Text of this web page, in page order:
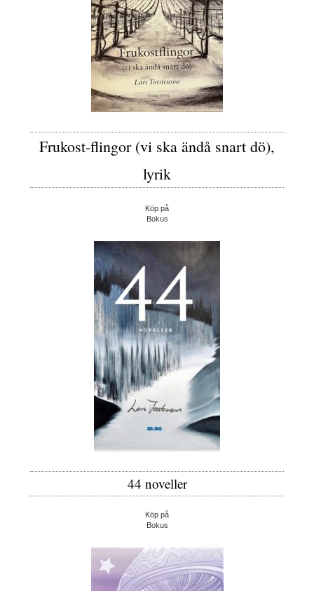
Frukost-flingor (vi ska ändå snart dö),
lyrik
Köp på
Bokus
44 noveller
Köp på
Bokus